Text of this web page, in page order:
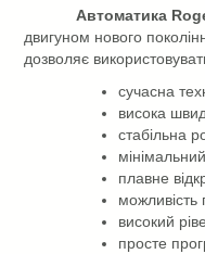
Автоматика
двигуном нового
дозволяє
сучасна
висока
стабільна
плавне
можливість
високий
просте